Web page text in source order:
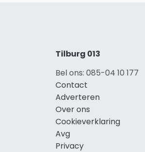
Tilburg 013
Bel ons: 085-04 10 177
Contact
Adverteren
Over ons
Cookieverklaring
Avg
Privacy